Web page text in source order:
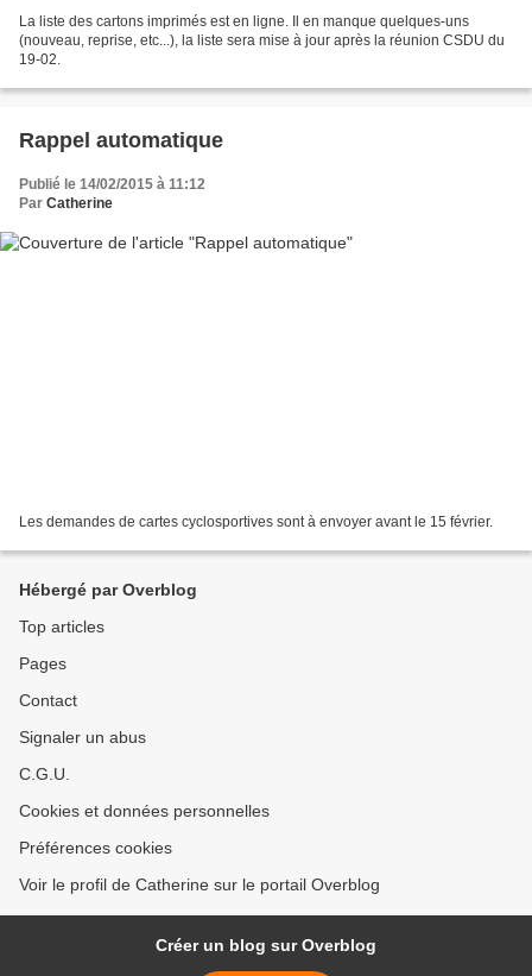
La liste des cartons imprimés est en ligne. Il en manque quelques-uns
(nouveau, reprise, etc...), la liste sera mise à jour après la réunion CSDU du
19-02.
Rappel automatique
Publié le 14/02/2015 à 11:12
Par Catherine
Les demandes de cartes cyclosportives sont à envoyer avant le 15 février.
Hébergé par Overblog
Top articles
Pages
Contact
Signaler un abus
C.G.U.
Cookies et données personnelles
Préférences cookies
Voir le profil de Catherine sur le portail Overblog
Créer un blog sur Overblog